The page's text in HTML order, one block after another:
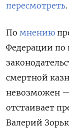
пересмотреть.
По мнению
Федерации по
смертной
невозможен
отстаивает
Валерий